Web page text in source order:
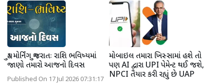
ગુડ મોર્નિંગ ગુજરાતઃ રાશિ ભવિષ્યમાં
જાણો તમારો આજનો દિવસ
Published On 17 Jul 2026 07:31:17
મોબાઇલ તમારા ખિસ્સામાં હશે તો
પણ AI દ્વારા UPI પેમેન્ટ થઈ જશે,
NPCI તૈયાર કરી રહ્યું છે UAP